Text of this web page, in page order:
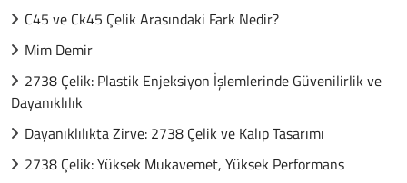
C45 ve Ck45 Çelik Arasındaki Fark Nedir?
Mim Demir
2738 Çelik: Plastik Enjeksiyon İşlemlerinde Güvenilirlik ve
Dayanıklılık
Dayanıklılıkta Zirve: 2738 Çelik ve Kalıp Tasarımı
2738 Çelik: Yüksek Mukavemet, Yüksek Performans